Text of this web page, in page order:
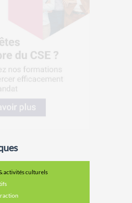
activités culturels